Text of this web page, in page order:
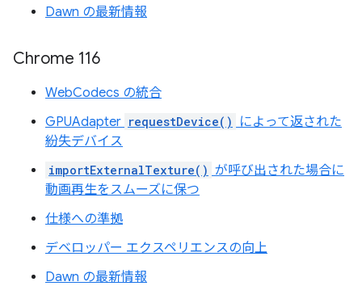
Dawn の最新情報
Chrome 116
WebCodecs の統合
GPUAdapter requestDevice()
によって返された
紛失デバイス
importExternalTexture() が呼び出された場合に
動画再生をスムーズに保つ
仕様への準拠
デベロッパー エクスペリエンスの向上
Dawn の最新情報